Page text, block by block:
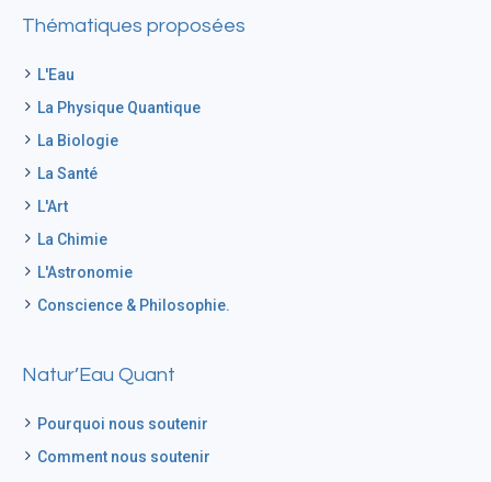
Thématiques proposées
L'Eau
La Physique Quantique
La Biologie
La Santé
L'Art
La Chimie
L'Astronomie
Conscience & Philosophie.
Natur’Eau Quant
Pourquoi nous soutenir
Comment nous soutenir